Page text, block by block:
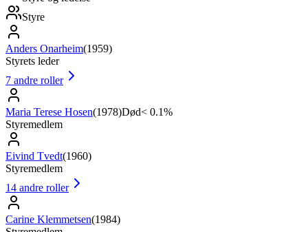
Styre
Anders Onarheim(1959)
Styrets leder
7 andre roller
Maria Terese Hosen(1978)Død< 0.1%
Styremedlem
Eivind Tvedt(1960)
Styremedlem
14 andre roller
Carine Klemmetsen(1984)